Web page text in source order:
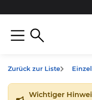
Zurück zur Liste
Wichtiger